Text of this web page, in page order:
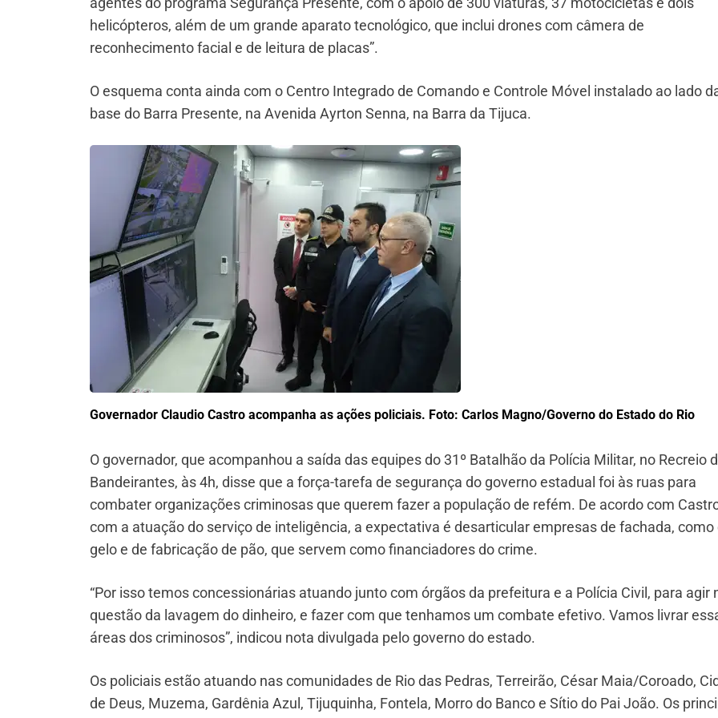
helicópteros, além de um grande aparato tecnológico, que inclui drones com câmera de
reconhecimento facial e de leitura de placas”.
O esquema conta ainda com o Centro Integrado de Comando e Controle Móvel instalado ao lado
base do Barra Presente, na Avenida Ayrton Senna, na Barra da Tijuca.
Governador Claudio Castro acompanha as ações policiais. Foto: Carlos Magno/Governo do Estado do Rio
O governador, que acompanhou a saída das equipes do 31º Batalhão da Polícia Militar, no Recreio
Bandeirantes, às 4h, disse que a força-tarefa de segurança do governo estadual foi às ruas para
combater organizações criminosas que querem fazer a população de refém. De acordo com
com a atuação do serviço de inteligência, a expectativa é desarticular empresas de fachada, como
gelo e de fabricação de pão, que servem como financiadores do crime.
“Por isso temos concessionárias atuando junto com órgãos da prefeitura e a Polícia Civil, para agir
questão da lavagem do dinheiro, e fazer com que tenhamos um combate efetivo. Vamos livrar
áreas dos criminosos”, indicou nota divulgada pelo governo do estado.
Os policiais estão atuando nas comunidades de Rio das Pedras, Terreirão, César Maia/Coroado,
de Deus, Muzema, Gardênia Azul, Tijuquinha, Fontela, Morro do Banco e Sítio do Pai João. Os